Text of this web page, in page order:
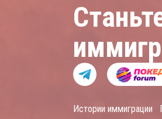
Истории иммиграции